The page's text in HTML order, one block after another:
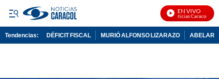
EN VIVO
Noticias Caracol En
Tendencias: DÉFICIT FISCAL MURIÓ ALFONSO LIZARAZO